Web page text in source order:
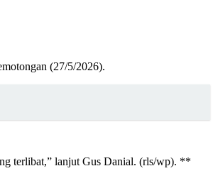
(27/5/2026).
terlibat,” lanjut Gus Danial. (rls/wp). **